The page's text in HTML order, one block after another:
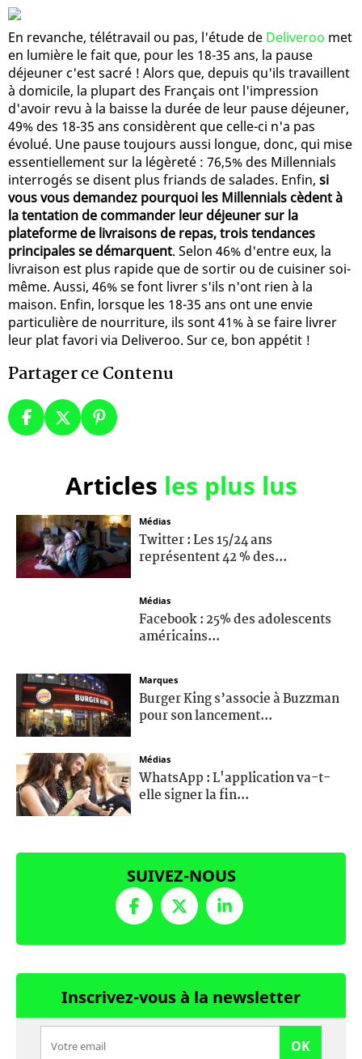
En revanche, télétravail ou pas, l'étude de Deliveroo met
en lumière le fait que, pour les 18-35 ans, la pause
déjeuner c'est sacré ! Alors que, depuis qu'ils travaillent
à domicile, la plupart des Français ont l'impression
d'avoir revu à la baisse la durée de leur pause déjeuner,
49% des 18-35 ans considèrent que celle-ci n'a pas
évolué. Une pause toujours aussi longue, donc, qui mise
essentiellement sur la légèreté : 76,5% des Millennials
interrogés se disent plus friands de salades. Enfin, si
vous vous demandez pourquoi les Millennials cèdent à
la tentation de commander leur déjeuner sur la
plateforme de livraisons de repas, trois tendances
principales se démarquent. Selon 46% d'entre eux, la
livraison est plus rapide que de sortir ou de cuisiner soi-
même. Aussi, 46% se font livrer s'ils n'ont rien à la
maison. Enfin, lorsque les 18-35 ans ont une envie
particulière de nourriture, ils sont 41% à se faire livrer
leur plat favori via Deliveroo. Sur ce, bon appétit !
Partager ce Contenu
Articles les plus lus
Médias
Twitter : Les 15/24 ans
représentent 42 % des...
Médias
Facebook : 25% des adolescents
américains...
Marques
Burger King s’associe à Buzzman
pour son lancement...
Médias
WhatsApp : L'application va-t-
elle signer la fin...
SUIVEZ-NOUS
Inscrivez-vous à la newsletter
OK